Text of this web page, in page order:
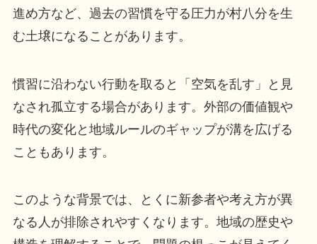
進め方など、過去の習慣を守る圧力が村八分を生
む土壌になることがあります。
慣習に沿わない行動を取ると「空気を乱す」と見
なされ孤立する場合があります。外部の価値観や
時代の変化と地域ルールのギャップが溝を広げる
こともあります。
このような背景では、とくに新参者や考え方が異
なる人が排除されやすくなります。地域の歴史や